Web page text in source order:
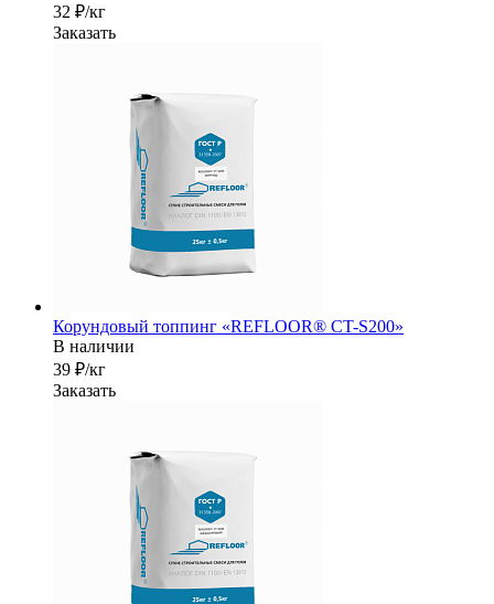
32 ₽/кг
Заказать
Корундовый топпинг «REFLOOR® CT-S200»
В наличии
39 ₽/кг
Заказать